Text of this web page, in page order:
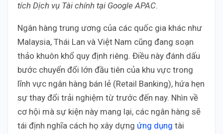
tích Dịch vụ Tài chính tại Google APAC.
Ngân hàng trung ương của các quốc gia khác như
Malaysia, Thái Lan và Việt Nam cũng đang soạn
thảo khuôn khổ quy định riêng. Điều này đánh dấu
bước chuyển đổi lớn đầu tiên của khu vực trong
lĩnh vực ngân hàng bán lẻ (Retail Banking), hứa hẹn
sự thay đổi trải nghiệm từ trước đến nay. Nhìn về
cơ hội mà sự kiện này mang lại, các ngân hàng sẽ
tái định nghĩa cách họ xây dựng ứng dụng tài